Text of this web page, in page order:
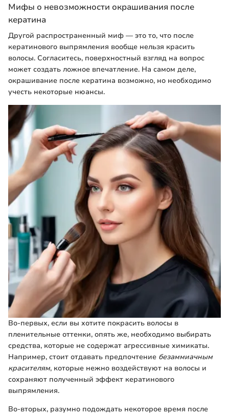
Мифы о невозможности окрашивания после
кератина
Другой распространенный миф — это то, что после
кератинового выпрямления вообще нельзя красить
волосы. Согласитесь, поверхностный взгляд на вопрос
может создать ложное впечатление. На самом деле,
окрашивание после кератина возможно, но необходимо
учесть некоторые нюансы.
Во-первых, если вы хотите покрасить волосы в
пленительные оттенки, опять же, необходимо выбирать
средства, которые не содержат агрессивные химикаты.
Например, стоит отдавать предпочтение безаммиачным
красителям, которые нежно воздействуют на волосы и
сохраняют полученный эффект кератинового
выпрямления.
Во-вторых, разумно подождать некоторое время после